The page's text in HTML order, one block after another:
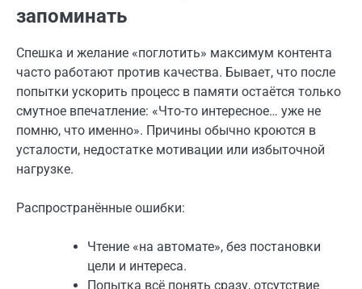
запоминать
Спешка и желание «поглотить» максимум контента
часто работают против качества. Бывает, что после
попытки ускорить процесс в памяти остаётся только
смутное впечатление: «Что-то интересное… уже не
помню, что именно». Причины обычно кроются в
усталости, недостатке мотивации или избыточной
нагрузке.
Распространённые ошибки:
Чтение «на автомате», без постановки
цели и интереса.
Попытка всё понять сразу, отсутствие